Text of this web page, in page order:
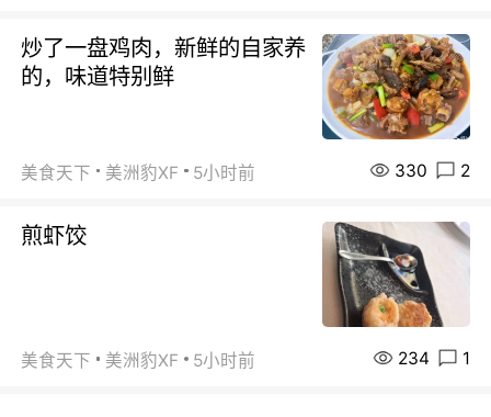
炒了一盘鸡肉，新鲜的自家养
的，味道特别鲜
美食天下 美洲豹XF 5小时前 330 2
煎虾饺
美食天下 美洲豹XF 5小时前 234 1